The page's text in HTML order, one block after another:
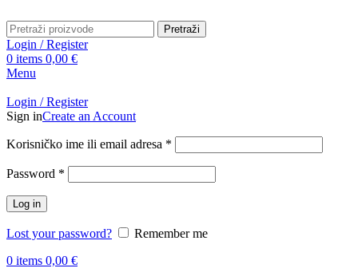
Pretraži
Login / Register
0 items 0,00 €
Menu
Login / Register
Sign inCreate an Account
Korisničko ime ili email adresa *
Password *
Log in
Lost your password?
Remember me
0 items 0,00 €